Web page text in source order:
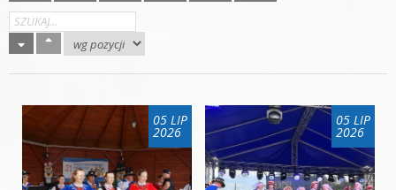
05 LIP
2026
05 LIP
2026